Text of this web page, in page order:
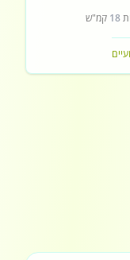
18 קמ"ש